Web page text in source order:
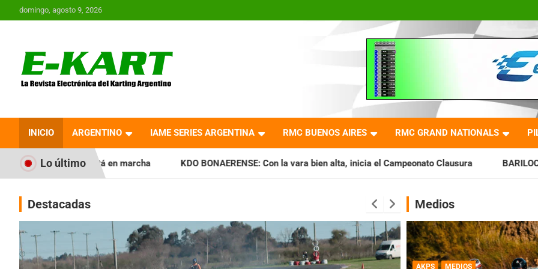
Saltar
al
domingo, agosto 9, 2026
Revista Electrónica del
Karting en Argentina
INICIO ARGENTINO IAME SERIES ARGENTINA RMC BUENOS AIRES RMC GRAND NATIONALS
Lo último
en marcha KDO BONAERENSE: Con la vara bien alta, inicia el Campeonato Clausura BARILOCHENSE: Preparan
Destacadas Medios
AKPS MEDIOS